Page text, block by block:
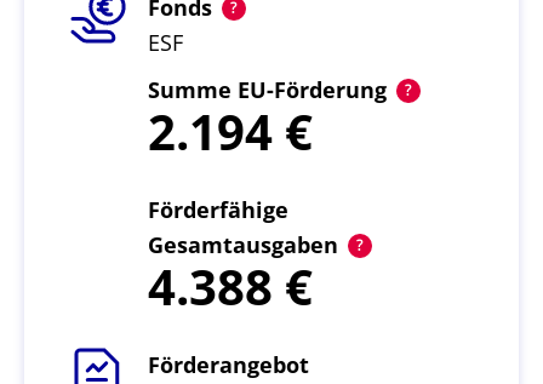
Fonds
ESF
Summe EU-Förderung
2.194
Förderfähige
Gesamtausgaben
4.388
Förderangebot